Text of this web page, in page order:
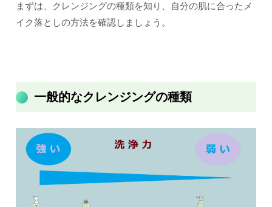
まずは、クレンジングの種類を知り、自分の肌に合ったメ
イク落としの方法を確認しましょう。
一般的なクレンジングの種類